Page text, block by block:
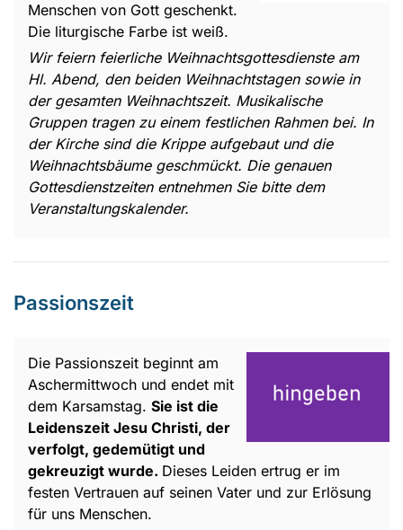
Menschen von Gott geschenkt.
Die liturgische Farbe ist weiß.
Wir feiern feierliche Weihnachtsgottesdienste am
Hl. Abend, den beiden Weihnachtstagen sowie in
der gesamten Weihnachtszeit. Musikalische
Gruppen tragen zu einem festlichen Rahmen bei. In
der Kirche sind die Krippe aufgebaut und die
Weihnachtsbäume geschmückt. Die genauen
Gottesdienstzeiten entnehmen Sie bitte dem
Veranstaltungskalender.
Passionszeit
Die Passionszeit beginnt am
Aschermittwoch und endet mit
dem Karsamstag. Sie ist die
Leidenszeit Jesu Christi, der
verfolgt, gedemütigt und
gekreuzigt wurde. Dieses Leiden ertrug er im
festen Vertrauen auf seinen Vater und zur Erlösung
für uns Menschen.